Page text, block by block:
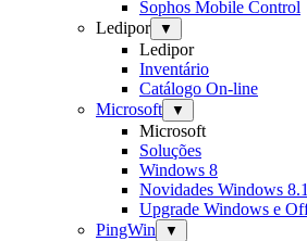
Sophos Mobile Control
Ledipor
▼
Ledipor
Inventário
Catálogo On-line
Microsoft
▼
Microsoft
Soluções
Windows 8
Novidades Windows 8.1
Upgrade Windows e
PingWin
▼